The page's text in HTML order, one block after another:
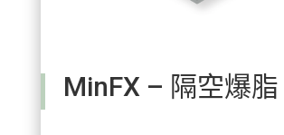
MinFX – 隔空爆脂